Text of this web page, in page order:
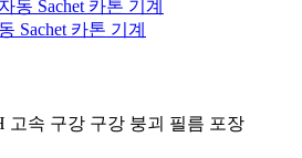
Sachet 카톤 기계